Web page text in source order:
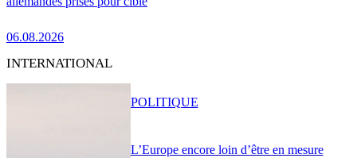
06.08.2026
INTERNATIONAL
L’Europe encore loin d’être en mesure
POLITIQUE